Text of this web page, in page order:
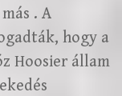
. A
hogy a
Hoosier állam